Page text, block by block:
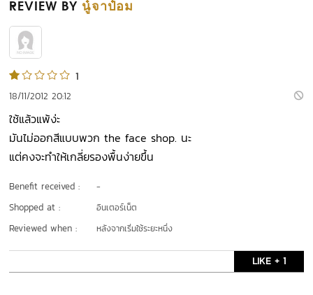
REVIEW BY นู๋จาป๋อม
1
18/11/2012 20:12
ใช้แล้วแพ้ง่ะ
มันไม่ออกสีแบบพวก the face shop. นะ
แต่คงจะทำให้เกลี่ยรองพื้นง่ายขึ้น
Benefit received : -
Shopped at : อินเตอร์เน็ต
Reviewed when : หลังจากเริ่มใช้ระยะหนึ่ง
LIKE + 1